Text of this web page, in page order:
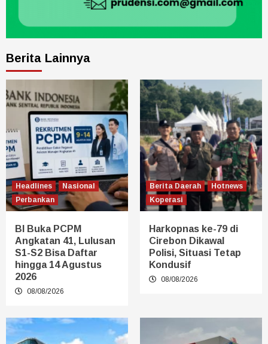
Berita Lainnya
Headlines
Nasional
Perbankan
BI Buka PCPM
Angkatan 41, Lulusan
S1-S2 Bisa Daftar
hingga 14 Agustus
2026
08/08/2026
Berita Daerah
Hotnews
Koperasi
Harkopnas ke-79 di
Cirebon Dikawal
Polisi, Situasi Tetap
Kondusif
08/08/2026